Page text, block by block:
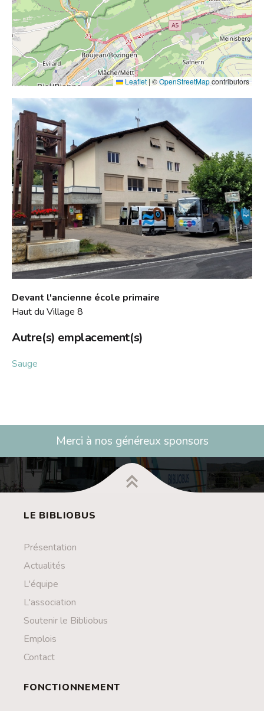
Contact
Liens
Leaflet | ©OpenStreetMapcontributors
Devant l'ancienne école primaire
Haut du Village 8
Autre(s) emplacement(s)
Sauge
Merci à nos généreux sponsors
LE BIBLIOBUS
Présentation
Actualités
L'équipe
L'association
Soutenir le Bibliobus
Emplois
Contact
FONCTIONNEMENT